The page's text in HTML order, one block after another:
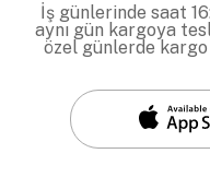
İş günlerinde saat
aynı gün kargoya
özel günlerde